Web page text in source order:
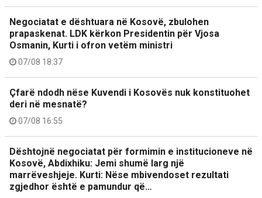
Negociatat e dështuara në Kosovë, zbulohen
prapaskenat. LDK kërkon Presidentin për Vjosa
Osmanin, Kurti i ofron vetëm ministri
07/08 18:37
Çfarë ndodh nëse Kuvendi i Kosovës nuk konstituohet
deri në mesnatë?
07/08 16:55
Dështojnë negociatat për formimin e institucioneve në
Kosovë, Abdixhiku: Jemi shumë larg një
marrëveshjeje. Kurti: Nëse mbivendoset rezultati
zgjedhor është e pamundur që…